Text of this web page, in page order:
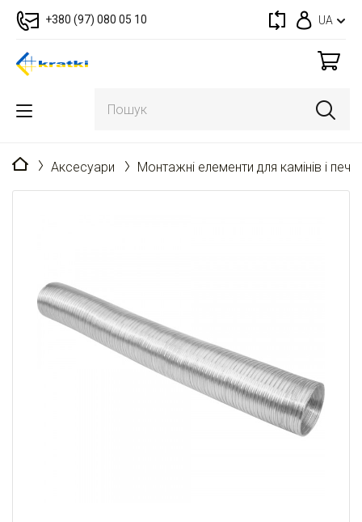
+380 (97) 080 05 10 UA
Головна
Аксесуари Монтажні елементи для камінів і